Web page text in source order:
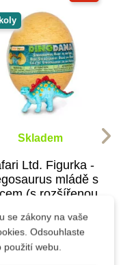
Skladem
Ltd. Figurka -
mládě s
(s rozšířenou
266 Kč295 Kč
se zákony na vaše
Odsouhlaste
webu.